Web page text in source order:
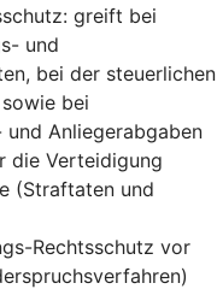
greift bei
und
bei der steuerlichen
bei
und Anliegerabgaben
die Verteidigung
(Straftaten und
Rechtsschutz vor